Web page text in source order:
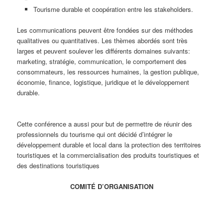
Tourisme durable et coopération entre les stakeholders.
Les communications peuvent être fondées sur des méthodes
qualitatives ou quantitatives. Les thèmes abordés sont très
larges et peuvent soulever les différents domaines suivants:
marketing, stratégie, communication, le comportement des
consommateurs, les ressources humaines, la gestion publique,
économie, finance, logistique, juridique et le développement
durable.
Cette conférence a aussi pour but de permettre de réunir des
professionnels du tourisme qui ont décidé d’intégrer le
développement durable et local dans la protection des territoires
touristiques et la commercialisation des produits touristiques et
des destinations touristiques
COMITÉ D’ORGANISATION